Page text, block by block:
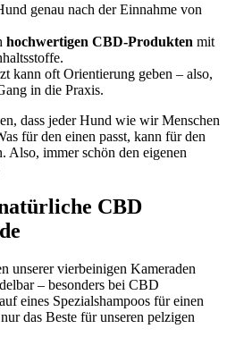
genau nach der Einnahme von
hochwertigen CBD-Produkten mit
kann oft Orientierung geben – also,
in die Praxis.
dass jeder Hund wie wir Menschen
für den einen passt, kann für den
Also, immer schön den eigenen
CBD
unserer vierbeinigen Kameraden
– besonders bei CBD
eines Spezialshampoos für einen
das Beste für unseren pelzigen